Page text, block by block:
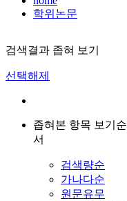
학위논문
검색결과 좁혀 보기
선택해제
좁혀본 항목 보기순
서
검색량순
가나다순
원문유무